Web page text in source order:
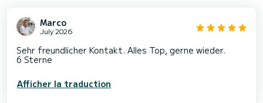
Marco
July 2026
Sehr freundlicher Kontakt. Alles Top, gerne wieder.
6 Sterne
Afficher la traduction